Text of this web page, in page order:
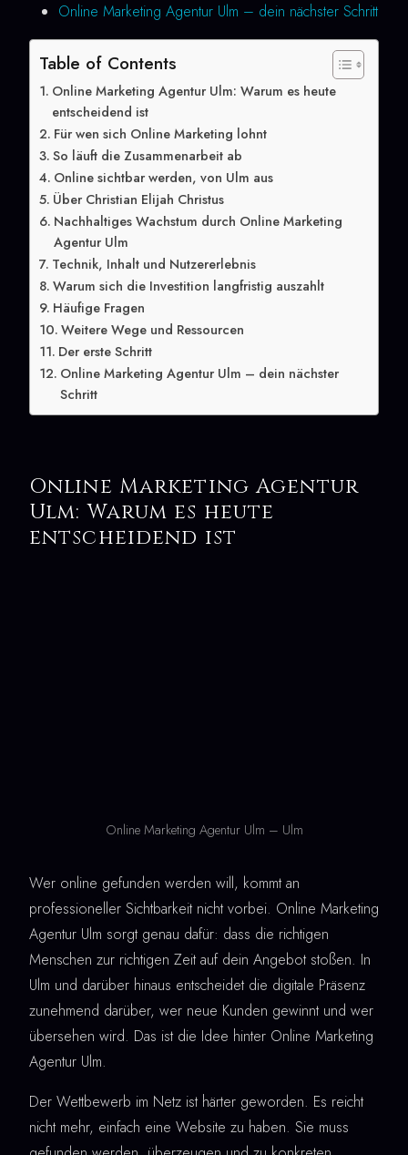
Online Marketing Agentur Ulm – dein nächster Schritt
Table of Contents
Online Marketing Agentur Ulm: Warum es heute
entscheidend ist
Für wen sich Online Marketing lohnt
So läuft die Zusammenarbeit ab
Online sichtbar werden, von Ulm aus
Über Christian Elijah Christus
Nachhaltiges Wachstum durch Online Marketing
Agentur Ulm
Technik, Inhalt und Nutzererlebnis
Warum sich die Investition langfristig auszahlt
Häufige Fragen
Weitere Wege und Ressourcen
Der erste Schritt
Online Marketing Agentur Ulm – dein nächster
Schritt
Online Marketing Agentur
Ulm: Warum es heute
entscheidend ist
Online Marketing Agentur Ulm – Ulm
Wer online gefunden werden will, kommt an
professioneller Sichtbarkeit nicht vorbei. Online Marketing
Agentur Ulm sorgt genau dafür: dass die richtigen
Menschen zur richtigen Zeit auf dein Angebot stoßen. In
Ulm und darüber hinaus entscheidet die digitale Präsenz
zunehmend darüber, wer neue Kunden gewinnt und wer
übersehen wird. Das ist die Idee hinter Online Marketing
Agentur Ulm.
Der Wettbewerb im Netz ist härter geworden. Es reicht
nicht mehr, einfach eine Website zu haben. Sie muss